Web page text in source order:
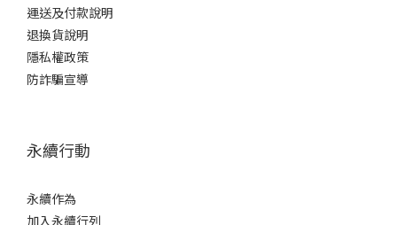
運送及付款說明
退換貨說明
隱私權政策
防詐騙宣導
永續行動
永續作為
加入永續行列